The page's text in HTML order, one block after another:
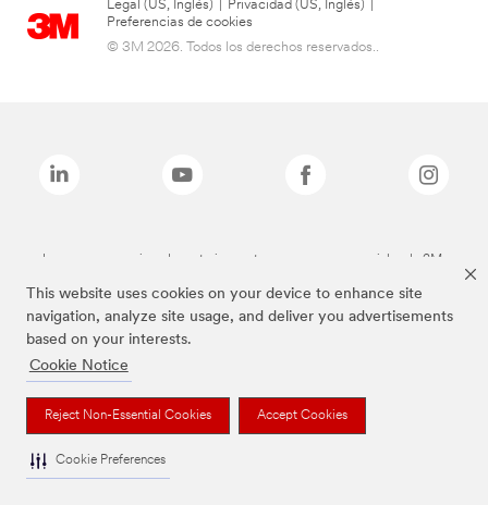
This website uses cookies on your device to enhance site
navigation, analyze site usage, and deliver you advertisements
based on your interests.
Cookie Notice
Reject Non-Essential Cookies Accept Cookies
Cookie Preferences
Legal (US, Inglés) Privacidad (US, Inglés)
Preferencias de cookies
© 3M 2026. Todos los derechos reservados..
Las marcas mencionadas anteriormente son marcas comerciales de 3M.